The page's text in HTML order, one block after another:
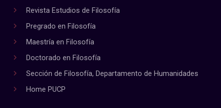
Revista Estudios de Filosofía
Pregrado en Filosofía
Maestría en Filosofía
Doctorado en Filosofía
Sección de Filosofía, Departamento de Humanidades
Home PUCP